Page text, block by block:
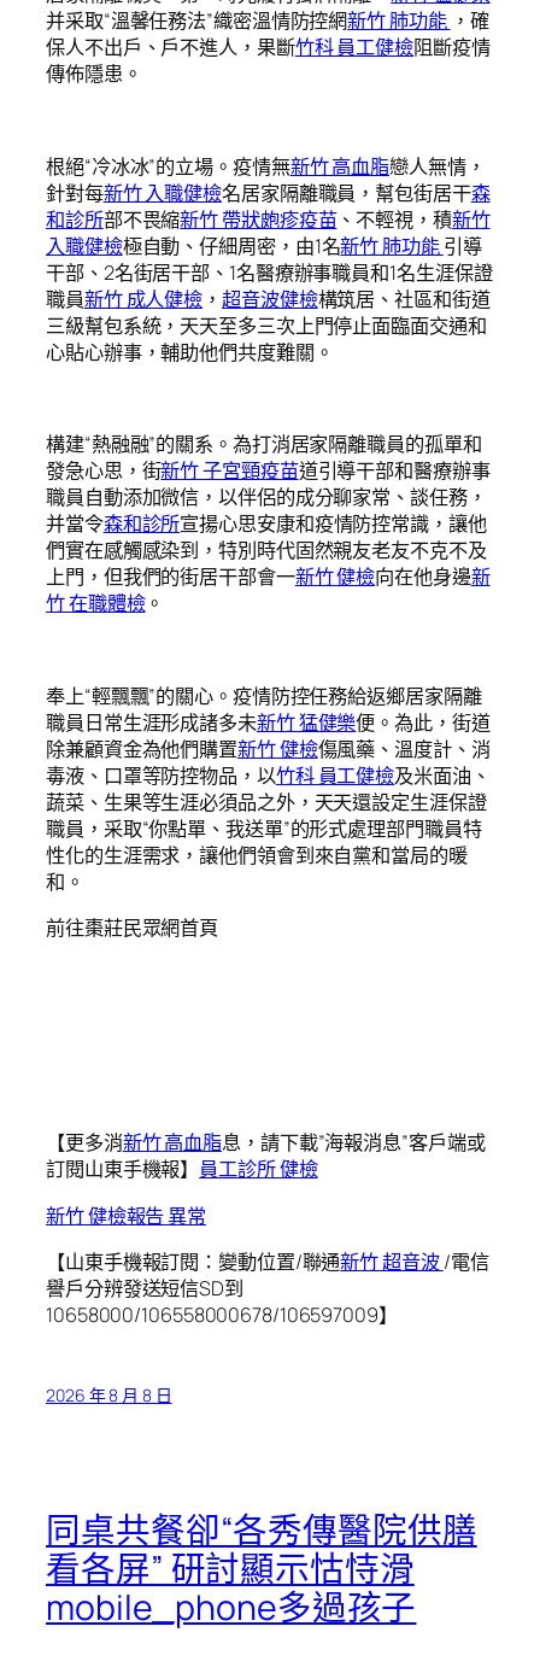
并采取“溫馨任務法”織密溫情防控網新竹 肺功能 ，確
保人不出戶、戶不進人，果斷竹科 員工健檢阻斷疫情
傳佈隱患。
根絕“冷冰冰”的立場。疫情無新竹 高血脂戀人無情，
針對每新竹 入職健檢名居家隔離職員，幫包街居干森
和診所部不畏縮新竹 帶狀皰疹疫苗、不輕視，積新竹
入職健檢極自動、仔細周密，由1名新竹 肺功能引導
干部、2名街居干部、1名醫療辦事職員和1名生涯保證
職員新竹 成人健檢 ，超音波健檢構筑居、社區和街道
三級幫包系統，天天至多三次上門停止面臨面交通和
心貼心辦事，輔助他們共度難關。
構建“熱融融”的關系。為打消居家隔離職員的孤單和
發急心思，街新竹 子宮頸疫苗道引導干部和醫療辦事
職員自動添加微信，以伴侶的成分聊家常、談任務，
并當令森和診所宣揚心思安康和疫情防控常識，讓他
們實在感觸感染到，特別時代固然親友老友不克不及
上門，但我們的街居干部會一新竹 健檢向在他身邊新
竹 在職體檢。
奉上“輕飄飄”的關心。疫情防控任務給返鄉居家隔離
職員日常生涯形成諸多未新竹 猛健樂便。為此，街道
除兼顧資金為他們購置新竹 健檢傷風藥、溫度計、消
毒液、口罩等防控物品，以竹科 員工健檢及米面油、
蔬菜、生果等生涯必須品之外，天天還設定生涯保證
職員，采取“你點單、我送單”的形式處理部門職員特
性化的生涯需求，讓他們領會到來自黨和當局的暖
和。
前往棗莊民眾網首頁
【更多消新竹 高血脂息，請下載”海報消息”客戶端或
訂閱山東手機報】 員工診所 健檢
新竹 健檢報告 異常
【山東手機報訂閱：變動位置/聯通新竹 超音波/電信
譽戶分辨發送短信SD到
10658000/106558000678/106597009】
2026 年 8 月 8 日
同桌共餐卻“各秀傳醫院供膳
看各屏” 研討顯示怙恃滑
mobile_phone多過孩子